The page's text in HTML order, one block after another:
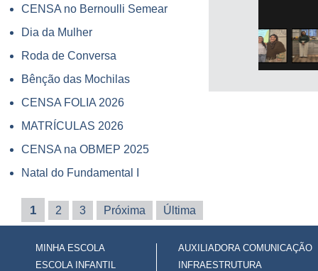
CENSA no Bernoulli Semear
Dia da Mulher
Roda de Conversa
Bênção das Mochilas
CENSA FOLIA 2026
MATRÍCULAS 2026
CENSA na OBMEP 2025
Natal do Fundamental I
1 2 3 Próxima Última
MINHA ESCOLA
ESCOLA INFANTIL
AUXILIADORA COMUNICAÇÃO
INFRAESTRUTURA